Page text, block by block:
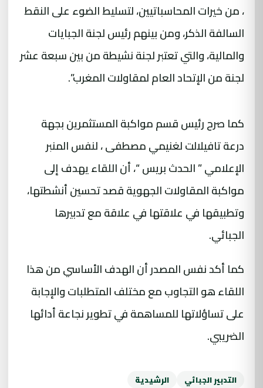
، من خيرات المحاسباتيين، لتسليط الضوء على النقط
السالفة الذكر، ومن بينهم رئيس لجنة الجبايات
والمالية، والتي تعتبر لجنة نشيطة من بين سبعة عشر
لجنة من الإتحاد العام لمقاولات المغرب”.
كما صرح رئيس قسم مواكبة المستثمرين بجهة
درعة تافيلالت لغنيمي مصطفى ، لنفس المنبر
الإعلامي ” الحدث بريس “، أن اللقاء يهدف إلى
مواكبة المقاولات الجهوية قصد تحسين أنشطتها،
وتطبيقها في علاقتها في علاقة مع تدبيرها
الجبائي.
كما أكد نفس المصدر أن الهدف الأساسي من هذا
اللقاء هو التجاوب مع مختلف المتطلبات والإجابة
على تساؤلاتها للمساهمة في تطوير نجاعة أدائها
الضريبي.
التدبير الجبائي الرشيدية